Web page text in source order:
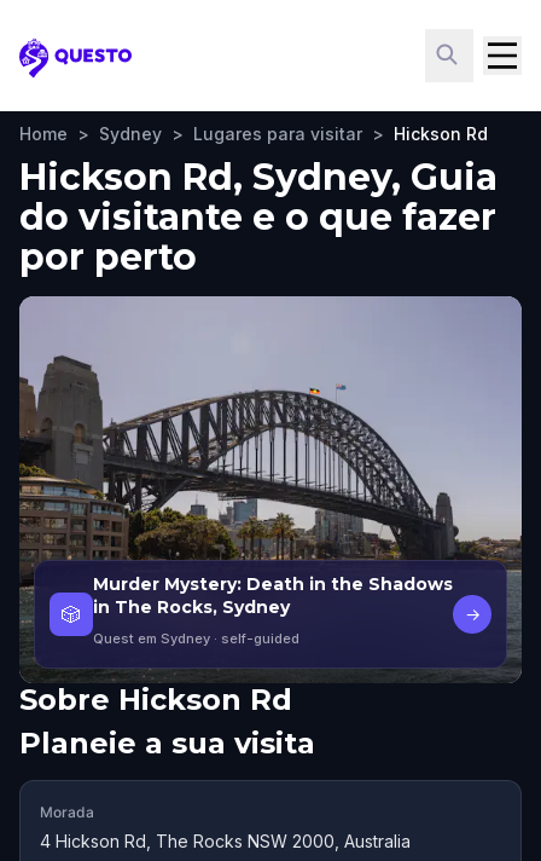
Questo
Home > Sydney > Lugares para visitar > Hickson Rd
Hickson Rd, Sydney, Guia
do visitante e o que fazer
por perto
🎲
Murder Mystery: Death in the Shadows
in The Rocks, Sydney
Quest em Sydney · self-guided
→
Sobre Hickson Rd
Planeie a sua visita
Morada
4 Hickson Rd, The Rocks NSW 2000, Australia